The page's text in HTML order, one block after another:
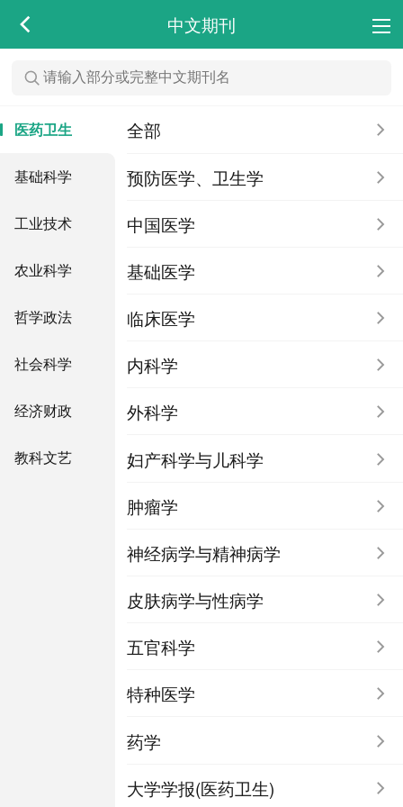
中文期刊
医药卫生
基础科学
工业技术
农业科学
哲学政法
社会科学
经济财政
教科文艺
全部
预防医学、卫生学
中国医学
基础医学
临床医学
内科学
外科学
妇产科学与儿科学
肿瘤学
神经病学与精神病学
皮肤病学与性病学
五官科学
特种医学
药学
大学学报(医药卫生)